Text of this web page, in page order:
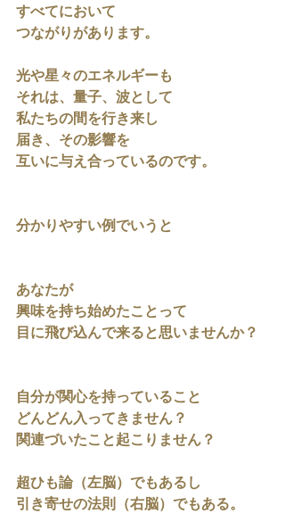
すべてにおいて
つながりがあります。
光や星々のエネルギーも
それは、量子、波として
私たちの間を行き来し
届き、その影響を
互いに与え合っているのです。
分かりやすい例でいうと
あなたが
興味を持ち始めたことって
目に飛び込んで来ると思いませんか？
自分が関心を持っていること
どんどん入ってきません？
関連づいたこと起こりません？
超ひも論（左脳）でもあるし
引き寄せの法則（右脳）でもある。